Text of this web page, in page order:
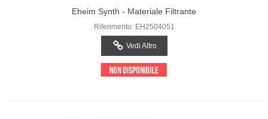
Eheim Synth - Materiale Filtrante
Riferimento: EH2504051
Vedi Altro